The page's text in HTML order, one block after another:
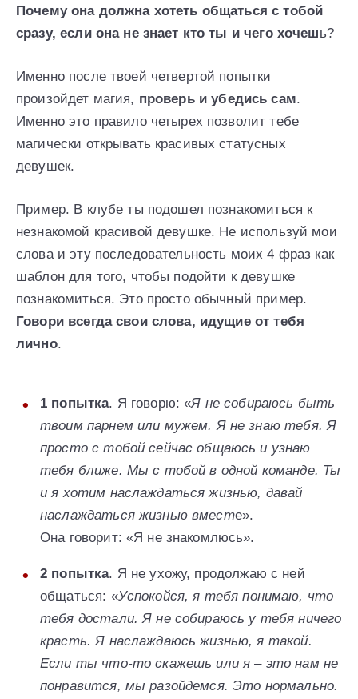
Почему она должна хотеть общаться с тобой
сразу, если она не знает кто ты и чего хочешь?
Именно после твоей четвертой попытки
произойдет магия, проверь и убедись сам.
Именно это правило четырех позволит тебе
магически открывать красивых статусных
девушек.
Пример. В клубе ты подошел познакомиться к
незнакомой красивой девушке. Не используй мои
слова и эту последовательность моих 4 фраз как
шаблон для того, чтобы подойти к девушке
познакомиться. Это просто обычный пример.
Говори всегда свои слова, идущие от тебя
лично.
1 попытка. Я говорю: «Я не собираюсь быть
твоим парнем или мужем. Я не знаю тебя. Я
просто с тобой сейчас общаюсь и узнаю
тебя ближе. Мы с тобой в одной команде. Ты
и я хотим наслаждаться жизнью, давай
наслаждаться жизнью вместе».
Она говорит: «Я не знакомлюсь».
2 попытка. Я не ухожу, продолжаю с ней
общаться: «Успокойся, я тебя понимаю, что
тебя достали. Я не собираюсь у тебя ничего
красть. Я наслаждаюсь жизнью, я такой.
Если ты что-то скажешь или я – это нам не
понравится, мы разойдемся. Это нормально.